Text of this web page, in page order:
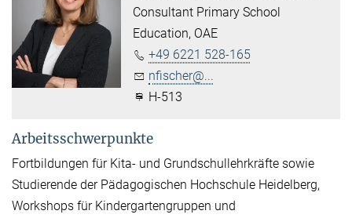
Consultant Primary School
Education, OAE
+49 6221 528-165
nfischer@...
H-513
Arbeitsschwerpunkte
Fortbildungen für Kita- und Grundschullehrkräfte sowie
Studierende der Pädagogischen Hochschule Heidelberg,
Workshops für Kindergartengruppen und